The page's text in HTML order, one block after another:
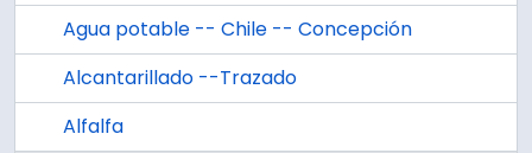
Agua potable -- Chile -- Concepción
Alcantarillado --Trazado
Alfalfa